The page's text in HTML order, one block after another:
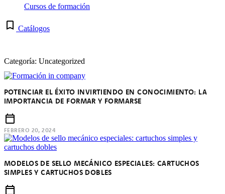
Cursos de formación
Catálogos
Categoría: Uncategorized
POTENCIAR EL ÉXITO INVIRTIENDO EN CONOCIMIENTO: LA
IMPORTANCIA DE FORMAR Y FORMARSE
FEBRERO 20, 2024
MODELOS DE SELLO MECÁNICO ESPECIALES: CARTUCHOS
SIMPLES Y CARTUCHOS DOBLES